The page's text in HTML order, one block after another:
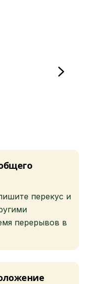
перекус и
перерывов в